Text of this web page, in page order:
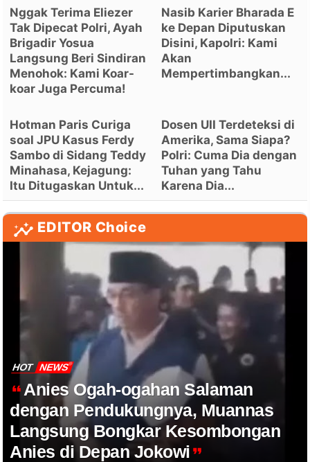
Nggak Terima Eliezer
Tak Dipecat Polri, Ayah
Brigadir Yosua
Langsung Beri Sindiran
Menohok: Kami Koar-
koar Juga Percuma!
Nasib Karier Bharada E
ke Depan Diputuskan
Disini, Kapolri: Kami
Akan
Mempertimbangkan...
Hotman Paris Curiga
soal JPU Kasus Ferdy
Sambo di Sidang Teddy
Minahasa, Kejagung:
Itu Ditugaskan Untuk...
Dosen UII Terdeteksi di
Amerika, Sama Siapa?
Polri: Cuma Dia dengan
Tuhan yang Tahu
Karena Dia...
EDITOR Choice
HOT NEWS
Anies Ogah-ogahan Salaman
dengan Pendukungnya, Muannas
Langsung Bongkar Kesombongan
Anies di Depan Jokowi